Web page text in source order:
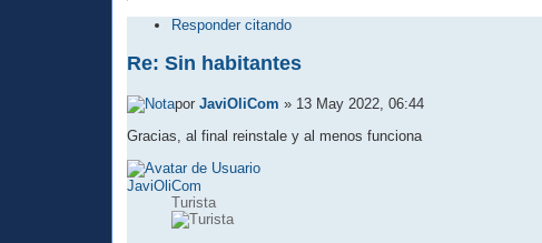
Responder citando
Re: Sin habitantes
porJaviOliCom » 13 May 2022, 06:44
Gracias, al final reinstale y al menos funciona
JaviOliCom
Turista